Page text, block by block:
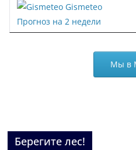
Gismeteo
Прогноз на 2 недели
Мы в
Берегите лес!